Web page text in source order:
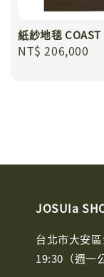
紙紗地毯 COAST
Regular
NT$ 206,000
JOSUIa
台北市大安
19:30（週一